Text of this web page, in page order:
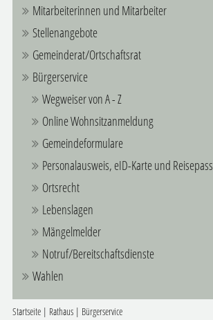
Mitarbeiterinnen und Mitarbeiter
Stellenangebote
Gemeinderat/Ortschaftsrat
Bürgerservice
Wegweiser von A - Z
Online Wohnsitzanmeldung
Gemeindeformulare
Personalausweis, eID-Karte und Reisepass
Ortsrecht
Lebenslagen
Mängelmelder
Notruf/Bereitschaftsdienste
Wahlen
Startseite| Rathaus| Bürgerservice